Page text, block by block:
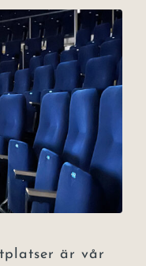
är vår